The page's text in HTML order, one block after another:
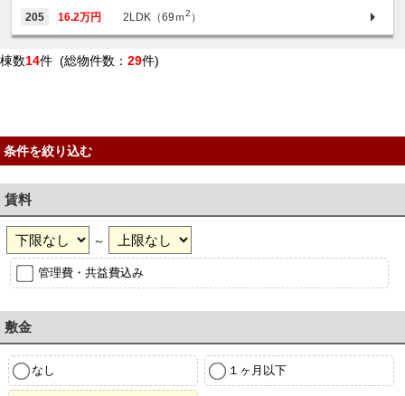
205 16.2万円 2LDK（69ｍ2 ）
棟数14件 (総物件数： 29件)
条件を絞り込む
賃料
～
管理費・共益費込み
敷金
なし １ヶ月以下